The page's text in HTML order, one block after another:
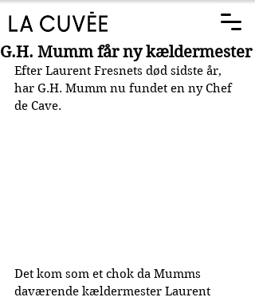
G.H. Mumm får ny kældermester
Efter Laurent Fresnets død sidste år,
har G.H. Mumm nu fundet en ny Chef
de Cave.
Det kom som et chok da Mumms
daværende kældermester Laurent